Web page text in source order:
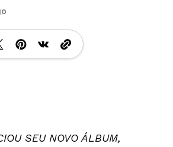
SEU NOVO ÁLBUM,